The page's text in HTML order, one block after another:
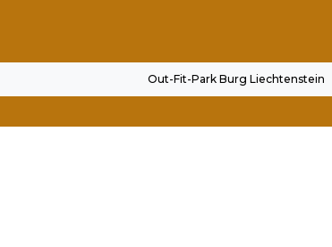
Out-Fit-Park Burg Liechtenstein